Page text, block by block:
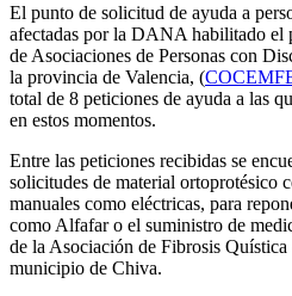
El punto de solicitud de ayuda a
afectadas por la DANA habilitado el
de Asociaciones de Personas con
la provincia de Valencia, (
total de 8 peticiones de ayuda a las
en estos momentos.
Entre las peticiones recibidas se
solicitudes de material ortoprotésico
manuales como eléctricas, para
como Alfafar o el suministro de
de la Asociación de Fibrosis Quística
municipio de Chiva.